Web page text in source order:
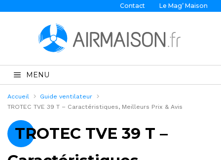
Contact Le Mag’ Maison
MENU
Accueil
Guide ventilateur
TROTEC TVE 39 T – Caractéristiques, Meilleurs Prix & Avis
TROTEC TVE 39 T –